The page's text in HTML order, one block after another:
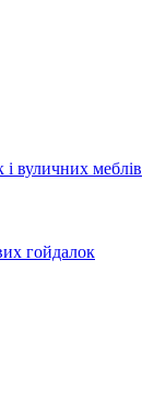
вуличних меблів
гойдалок